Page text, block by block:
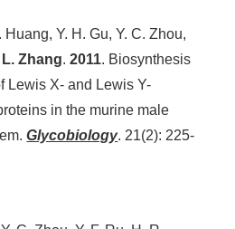
Huang, Y. H. Gu, Y. C. Zhou,
L. Zhang.2011. Biosynthesis
Lewis X- and Lewis Y-
in the murine male
Glycobiology. 21(2): 225-